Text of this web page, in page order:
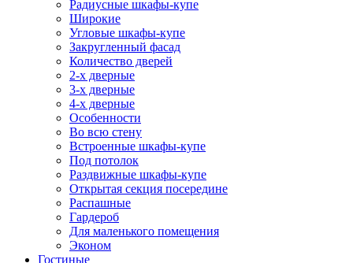
Радиусные шкафы-купе
Широкие
Угловые шкафы-купе
Закругленный фасад
Количество дверей
2-х дверные
3-х дверные
4-х дверные
Особенности
Во всю стену
Встроенные шкафы-купе
Под потолок
Раздвижные шкафы-купе
Открытая секция посередине
Распашные
Гардероб
Для маленького помещения
Эконом
Гостиные